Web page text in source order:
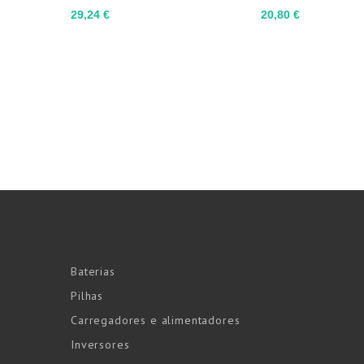
Preço
29,24 € Preço
20,80 €
Baterias
Pilhas
Carregadores e alimentadores
Inversores